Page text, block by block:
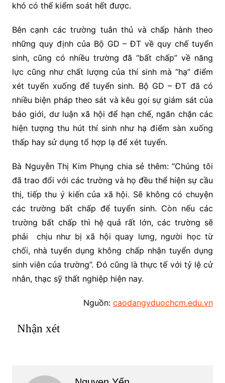
khó có thể kiểm soát hết được.
Bên cạnh các trường tuân thủ và chấp hành theo
những quy định của Bộ GD – ĐT về quy chế tuyển
sinh, cũng có nhiều trường đã “bất chấp” về năng
lực cũng như chất lượng của thí sinh mà “hạ” điểm
xét tuyển xuống để tuyển sinh. Bộ GD – ĐT đã có
nhiều biện pháp theo sát và kêu gọi sự giám sát của
báo giới, dư luận xã hội để hạn chế, ngăn chặn các
hiện tượng thu hút thí sinh như hạ điểm sàn xuống
thấp hay sử dụng tổ hợp lạ để xét tuyển.
Bà Nguyễn Thị Kim Phụng chia sẻ thêm: “Chúng tôi
đã trao đổi với các trường và họ đều thể hiện sự cầu
thị, tiếp thu ý kiến của xã hội. Sẽ không có chuyện
các trường bất chấp để tuyển sinh. Còn nếu các
trường bất chấp thì hệ quả rất lớn, các trường sẽ
phải chịu như bị xã hội quay lưng, người học từ
chối, nhà tuyển dụng không chấp nhận tuyển dụng
sinh viên của trường”. Đó cũng là thực tế với tỷ lệ cử
nhân, thạc sỹ thất nghiệp hiện nay.
Nguồn:caodangyduochcm.edu.vn
Nhận xét